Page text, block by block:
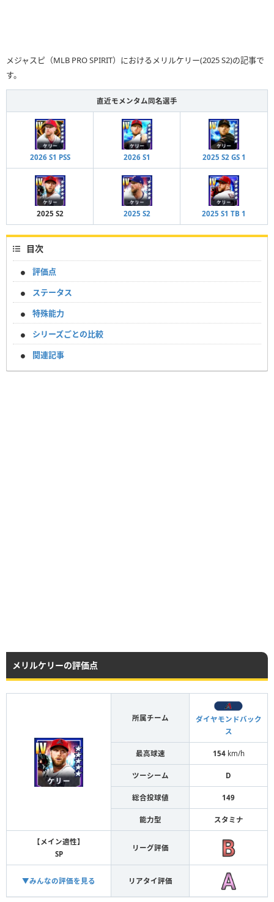
メジャスピ（MLB PRO SPIRIT）におけるメリルケリー(2025 S2)の記事で
す。
直近モメンタム同名選手
2026 S1 PSS 2026 S1 2025 S2 GS 1
2025 S2 2025 S2 2025 S1 TB 1
目次
評価点
ステータス
特殊能力
シリーズごとの比較
関連記事
メリルケリーの評価点
所属チーム
ダイヤモンドバック
ス
最高球速 154km/h
ツーシーム D
総合投球値 149
能力型 スタミナ
【メイン適性】
SP
リーグ評価
▼みんなの評価を見る リアタイ評価